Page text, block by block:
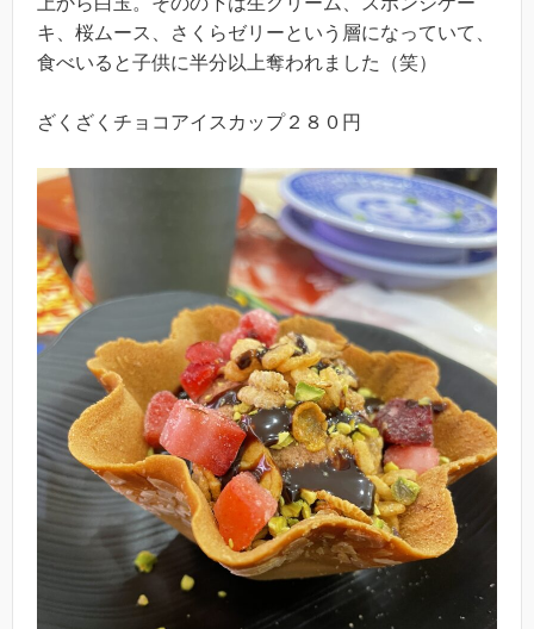
キ、桜ムース、さくらゼリーという層になっていて、
食べいると子供に半分以上奪われました（笑）
ざくざくチョコアイスカップ２８０円